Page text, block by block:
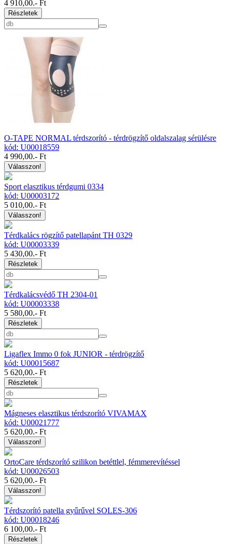
4 910,00.- Ft
Részletek
O-TAPE NORMAL térdszorító - térdrögzítő oldalszalag sérülésre
kód: U00018559
4 990,00.- Ft
Válasszon!
Sport elasztikus térdgumi 0334
kód: U00003172
5 010,00.- Ft
Válasszon!
Térdkalács rögzítő patellapánt TH 0329
kód: U00003339
5 430,00.- Ft
Részletek
Térdkalácsvédő TH 2304-01
kód: U00003338
5 580,00.- Ft
Részletek
Ligaflex Immo 0 fok JUNIOR - térdrögzítő
kód: U00015687
5 620,00.- Ft
Részletek
Mágneses elasztikus térdszorító VIVAMAX
kód: U00021777
5 620,00.- Ft
Válasszon!
OrtoCare térdszorító szilikon betéttlel, fémmerevítéssel
kód: U00026503
5 620,00.- Ft
Válasszon!
Térdszorító patella gyűrűvel SOLES-306
kód: U00018246
6 100,00.- Ft
Részletek